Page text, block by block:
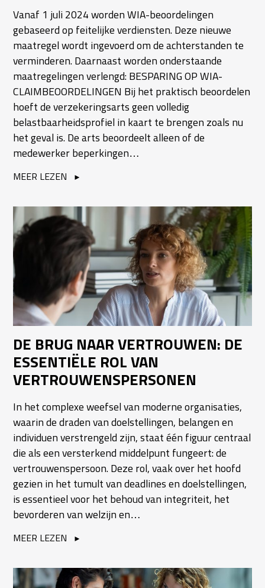
Vanaf 1 juli 2024 worden WIA-beoordelingen
gebaseerd op feitelijke verdiensten. Deze nieuwe
maatregel wordt ingevoerd om de achterstanden te
verminderen. Daarnaast worden onderstaande
maatregelingen verlengd: BESPARING OP WIA-
CLAIMBEOORDELINGEN Bij het praktisch beoordelen
hoeft de verzekeringsarts geen volledig
belastbaarheidsprofiel in kaart te brengen zoals nu
het geval is. De arts beoordeelt alleen of de
medewerker beperkingen…
MEER LEZEN
DE BRUG NAAR VERTROUWEN: DE
ESSENTIËLE ROL VAN
VERTROUWENSPERSONEN
In het complexe weefsel van moderne organisaties,
waarin de draden van doelstellingen, belangen en
individuen verstrengeld zijn, staat één figuur centraal
die als een versterkend middelpunt fungeert: de
vertrouwenspersoon. Deze rol, vaak over het hoofd
gezien in het tumult van deadlines en doelstellingen,
is essentieel voor het behoud van integriteit, het
bevorderen van welzijn en…
MEER LEZEN